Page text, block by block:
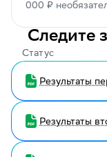
000 ₽
Следите
Статус
Результаты
Результаты